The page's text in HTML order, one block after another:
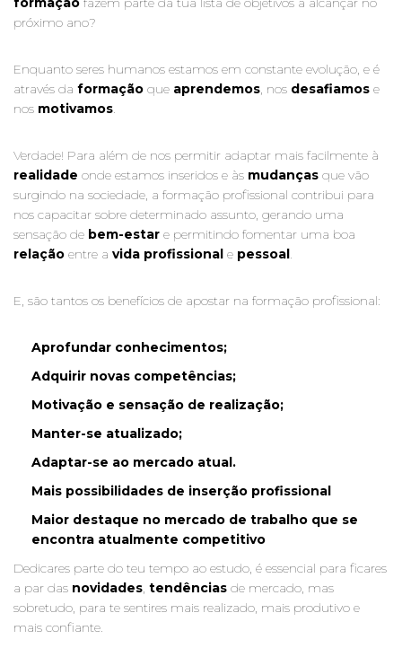
próximo ano?
Enquanto seres humanos estamos em constante evolução, e é
através da formação que aprendemos, nos desafiamos e
nos motivamos.
Verdade! Para além de nos permitir adaptar mais facilmente à
realidade onde estamos inseridos e às mudanças que vão
surgindo na sociedade, a formação profissional contribui para
nos capacitar sobre determinado assunto, gerando uma
sensação de bem-estar e permitindo fomentar uma boa
relação entre a vida profissional e pessoal .
E, são tantos os benefícios de apostar na formação profissional:
Aprofundar conhecimentos;
Adquirir novas competências;
Motivação e sensação de realização;
Manter-se atualizado;
Adaptar-se ao mercado atual.
Mais possibilidades de inserção profissional
Maior destaque no mercado de trabalho que se
encontra atualmente competitivo
Dedicares parte do teu tempo ao estudo, é essencial para ficares
a par das novidades, tendências de mercado, mas
sobretudo, para te sentires mais realizado, mais produtivo e
mais confiante.